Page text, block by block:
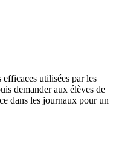
utilisées par les
demander aux élèves de
dans les journaux pour un